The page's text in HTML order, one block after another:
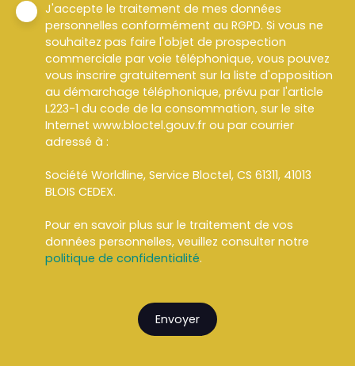
J'accepte le traitement de mes données
personnelles conformément au RGPD. Si vous ne
souhaitez pas faire l'objet de prospection
commerciale par voie téléphonique, vous pouvez
vous inscrire gratuitement sur la liste d'opposition
au démarchage téléphonique, prévu par l'article
L223-1 du code de la consommation, sur le site
Internet www.bloctel.gouv.fr ou par courrier
adressé à :
Société Worldline, Service Bloctel, CS 61311, 41013
BLOIS CEDEX.
Pour en savoir plus sur le traitement de vos
données personnelles, veuillez consulter notre
politique de confidentialité.
Envoyer